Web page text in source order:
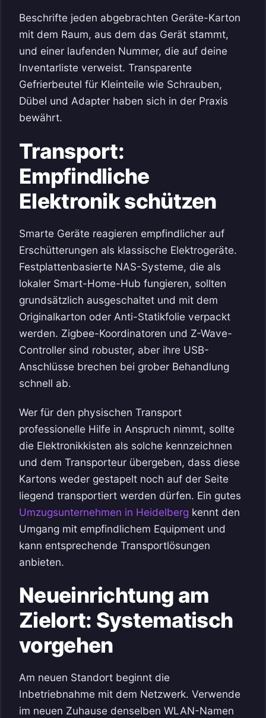
Beschrifte jeden abgebrachten Geräte-Karton
mit dem Raum, aus dem das Gerät stammt,
und einer laufenden Nummer, die auf deine
Inventarliste verweist. Transparente
Gefrierbeutel für Kleinteile wie Schrauben,
Dübel und Adapter haben sich in der Praxis
bewährt.
Transport:
Empfindliche
Elektronik schützen
Smarte Geräte reagieren empfindlicher auf
Erschütterungen als klassische Elektrogeräte.
Festplattenbasierte NAS-Systeme, die als
lokaler Smart-Home-Hub fungieren, sollten
grundsätzlich ausgeschaltet und mit dem
Originalkarton oder Anti-Statikfolie verpackt
werden. Zigbee-Koordinatoren und Z-Wave-
Controller sind robuster, aber ihre USB-
Anschlüsse brechen bei grober Behandlung
schnell ab.
Wer für den physischen Transport
professionelle Hilfe in Anspruch nimmt, sollte
die Elektronikkisten als solche kennzeichnen
und dem Transporteur übergeben, dass diese
Kartons weder gestapelt noch auf der Seite
liegend transportiert werden dürfen. Ein gutes
Umzugsunternehmen in Heidelberg kennt den
Umgang mit empfindlichem Equipment und
kann entsprechende Transportlösungen
anbieten.
Neueinrichtung am
Zielort: Systematisch
vorgehen
Am neuen Standort beginnt die
Inbetriebnahme mit dem Netzwerk. Verwende
im neuen Zuhause denselben WLAN-Namen